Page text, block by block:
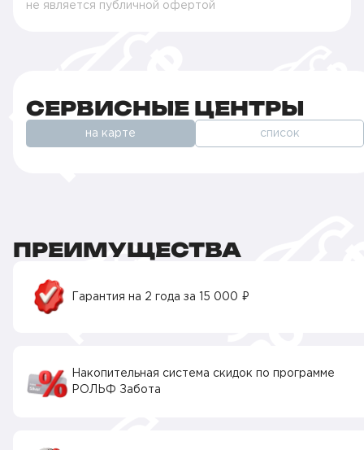
не является публичной офертой
СЕРВИСНЫЕ ЦЕНТРЫ
на карте список
ПРЕИМУЩЕСТВА
Гарантия на 2 года за 15 000 ₽
Накопительная система скидок по программе
РОЛЬФ Забота